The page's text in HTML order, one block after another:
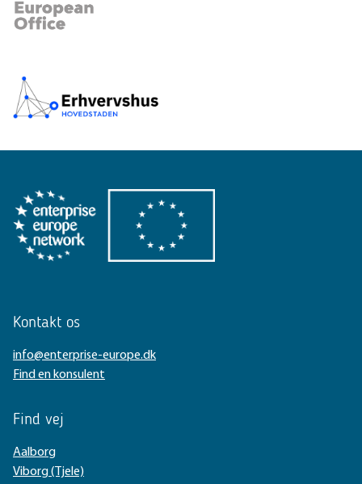
Kontakt os
info@enterprise-europe.dk
Find en konsulent
Find vej
Aalborg
Viborg (Tjele)